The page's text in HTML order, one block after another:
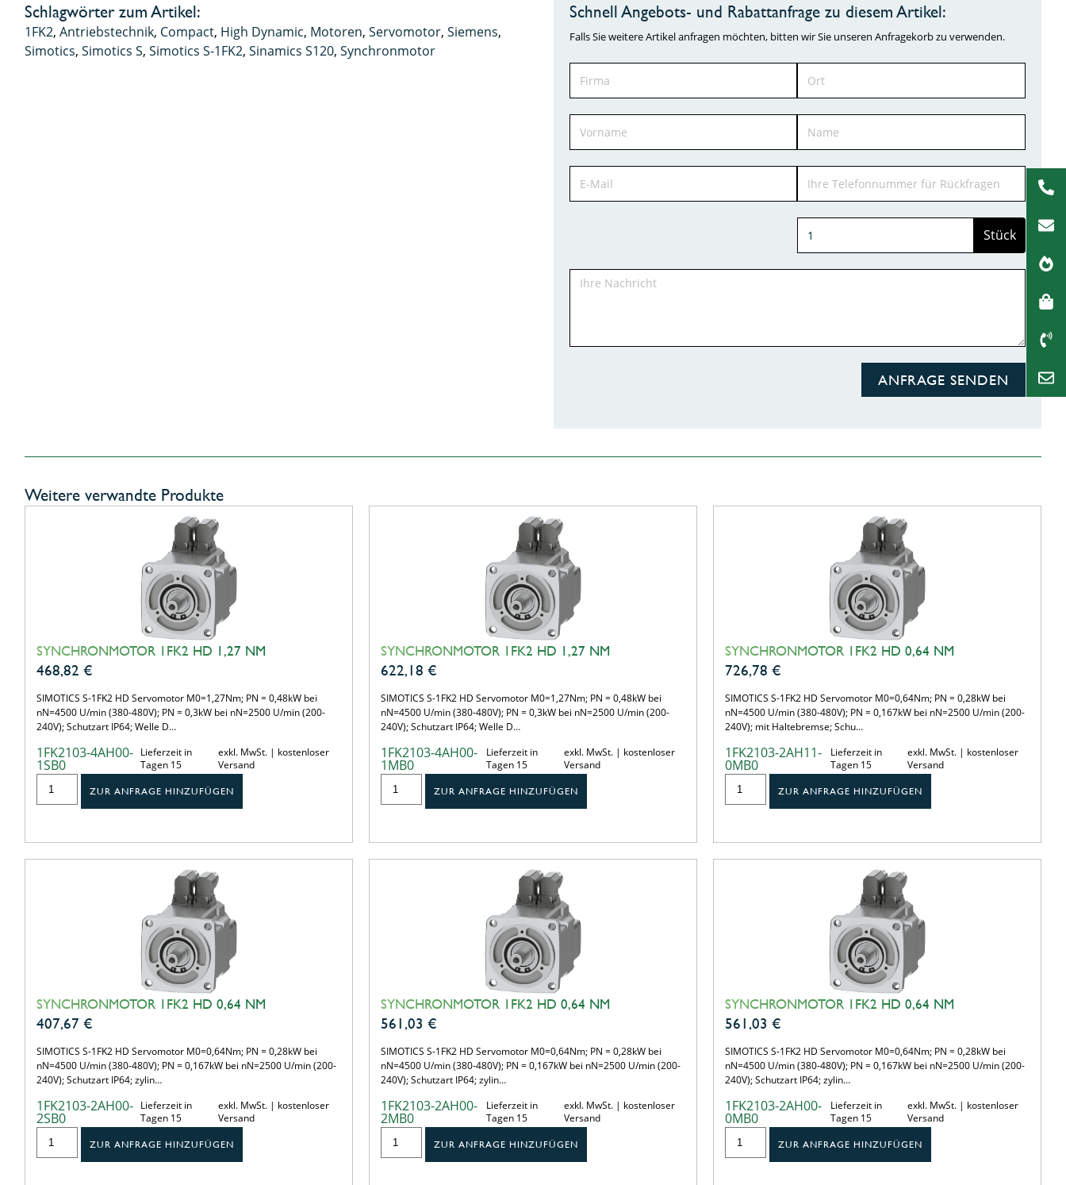
Schlagwörter zum Artikel:
1FK2,Antriebstechnik, Compact, High Dynamic, Motoren,Servomotor,Siemens,
Simotics,Simotics S,Simotics S-1FK2,Sinamics S120,Synchronmotor
Schnell Angebots- und Rabattanfrage zu diesem Artikel:
Falls Sie weitere Artikel anfragen möchten, bitten wir Sie unseren Anfragekorb zu verwenden.
Stück
ANFRAGE SENDEN
Weitere verwandte Produkte
SYNCHRONMOTOR 1FK2 HD 1,27 NM
468,82 €
SIMOTICS S-1FK2 HD Servomotor M0=1,27Nm; PN = 0,48kW bei
nN=4500 U/min (380-480V); PN = 0,3kW bei nN=2500 U/min (200-
240V); Schutzart IP64; Welle D…
1FK2103-4AH00-
1SB0
Lieferzeit in
Tagen 15
exkl. MwSt. | kostenloser
Versand
ZUR ANFRAGE HINZUFÜGEN
SYNCHRONMOTOR 1FK2 HD 1,27 NM
622,18 €
SIMOTICS S-1FK2 HD Servomotor M0=1,27Nm; PN = 0,48kW bei
nN=4500 U/min (380-480V); PN = 0,3kW bei nN=2500 U/min (200-
240V); Schutzart IP64; Welle D…
1FK2103-4AH00-
1MB0
Lieferzeit in
Tagen 15
exkl. MwSt. | kostenloser
Versand
ZUR ANFRAGE HINZUFÜGEN
SYNCHRONMOTOR 1FK2 HD 0,64 NM
726,78 €
SIMOTICS S-1FK2 HD Servomotor M0=0,64Nm; PN = 0,28kW bei
nN=4500 U/min (380-480V); PN = 0,167kW bei nN=2500 U/min (200-
240V); mit Haltebremse; Schu…
1FK2103-2AH11-
0MB0
Lieferzeit in
Tagen 15
exkl. MwSt. | kostenloser
Versand
ZUR ANFRAGE HINZUFÜGEN
SYNCHRONMOTOR 1FK2 HD 0,64 NM
407,67 €
SIMOTICS S-1FK2 HD Servomotor M0=0,64Nm; PN = 0,28kW bei
nN=4500 U/min (380-480V); PN = 0,167kW bei nN=2500 U/min (200-
240V); Schutzart IP64; zylin…
1FK2103-2AH00-
2SB0
Lieferzeit in
Tagen 15
exkl. MwSt. | kostenloser
Versand
ZUR ANFRAGE HINZUFÜGEN
SYNCHRONMOTOR 1FK2 HD 0,64 NM
561,03 €
SIMOTICS S-1FK2 HD Servomotor M0=0,64Nm; PN = 0,28kW bei
nN=4500 U/min (380-480V); PN = 0,167kW bei nN=2500 U/min (200-
240V); Schutzart IP64; zylin…
1FK2103-2AH00-
2MB0
Lieferzeit in
Tagen 15
exkl. MwSt. | kostenloser
Versand
ZUR ANFRAGE HINZUFÜGEN
SYNCHRONMOTOR 1FK2 HD 0,64 NM
561,03 €
SIMOTICS S-1FK2 HD Servomotor M0=0,64Nm; PN = 0,28kW bei
nN=4500 U/min (380-480V); PN = 0,167kW bei nN=2500 U/min (200-
240V); Schutzart IP64; zylin…
1FK2103-2AH00-
0MB0
Lieferzeit in
Tagen 15
exkl. MwSt. | kostenloser
Versand
ZUR ANFRAGE HINZUFÜGEN